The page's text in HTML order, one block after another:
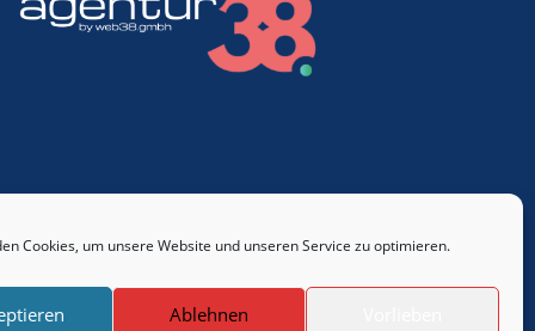
Cookies, um unsere Website und unseren Service zu optimieren.
Ablehnen